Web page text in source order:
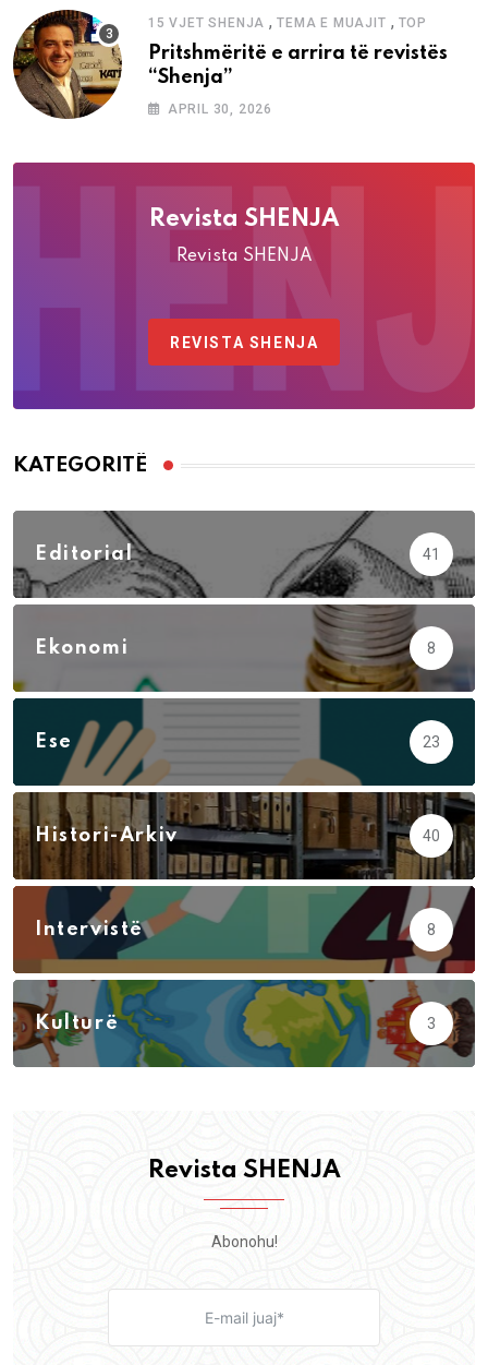
15 VJET SHENJA ,TEMA E MUAJIT , TOP
Pritshmëritë e arrira të revistës
“Shenja”
APRIL 30, 2026
Revista SHENJA
Revista SHENJA
REVISTA SHENJA
KATEGORITË
Editorial 41
Ekonomi 8
Ese 23
Histori-Arkiv 40
Intervistë 8
Kulturë 3
Revista SHENJA
Abonohu!